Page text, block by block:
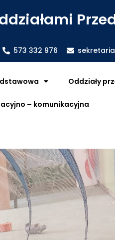
573 332 976
Oddziały
– komunikacyjna